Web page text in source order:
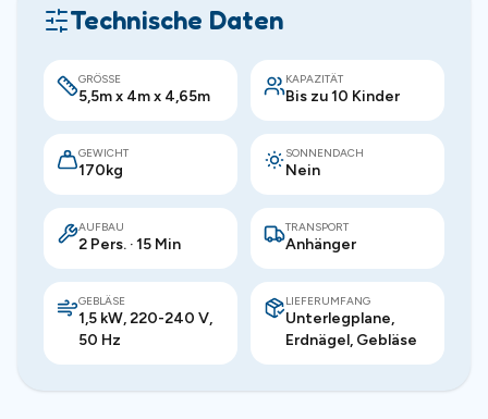
Technische Daten
GRÖSSE
5,5m x 4m x 4,65m
KAPAZITÄT
Bis zu 10 Kinder
GEWICHT
170kg
SONNENDACH
Nein
AUFBAU
2 Pers. · 15 Min
TRANSPORT
Anhänger
GEBLÄSE
1,5 kW, 220-240 V,
50 Hz
LIEFERUMFANG
Unterlegplane,
Erdnägel, Gebläse